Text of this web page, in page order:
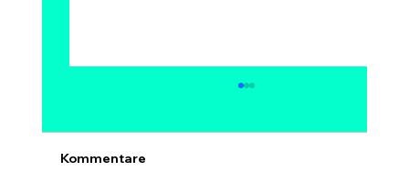
Ja, 1 Million Dollar pro Bitcoin ist
Kommentare